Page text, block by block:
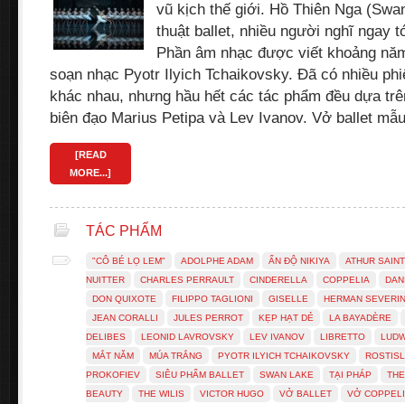
vũ kịch thế giới. Hồ Thiên Nga
thuật ballet, nhiều người nghĩ ngay
Phần âm nhạc được viết khoảng
soạn nhạc Pyotr Ilyich Tchaikovsky. Đã có nhiều
khác nhau, nhưng hầu hết các tác phẩm đều dựa
biên đạo Marius Petipa và Lev Ivanov. Vở ballet
[READ
MORE...]
TÁC PHẨM
"CÔ BÉ LỌ LEM" ADOLPHE ADAM ẤN ĐỘ NIKIYA
ATHUR SAINT
NUITTER
CHARLES PERRAULT CINDERELLA COPPELIA
DON QUIXOTE
FILIPPO TAGLIONI GISELLE
HERMAN
JEAN CORALLI
JULES PERROT KẸP HẠT DẺ
LA BAYADÈRE
DELIBES
LEONID LAVROVSKY LEV IVANOV LIBRETTO
MẮT NĂM
MÚA TRẮNG PYOTR ILYICH TCHAIKOVSKY
PROKOFIEV
SIÊU PHẨM BALLET SWAN LAKE TẠI PHÁP
BEAUTY
THE WILIS VICTOR HUGO VỞ BALLET VỞ